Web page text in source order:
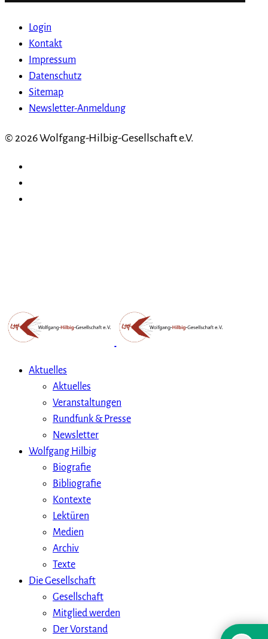
Login
Kontakt
Impressum
Datenschutz
Sitemap
Newsletter-Anmeldung
© 2026 Wolfgang-Hilbig-Gesellschaft e.V.
Aktuelles
Aktuelles
Veranstaltungen
Rundfunk & Presse
Newsletter
Wolfgang Hilbig
Biografie
Bibliografie
Kontexte
Lektüren
Medien
Archiv
Texte
Die Gesellschaft
Gesellschaft
Mitglied werden
Der Vorstand